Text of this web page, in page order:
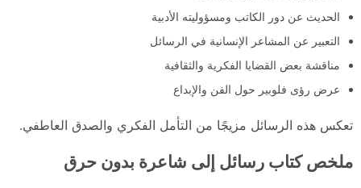
الحديث عن دور الكاتب ومسؤوليته الأدبية
التعبير عن المشاعر الإنسانية في الرسائل
مناقشة بعض القضايا الفكرية والثقافية
عرض رؤى فلوبير حول الفن والإبداع
تعكس هذه الرسائل مزيجًا من التأمل الفكري والصدق العاطفي.
ملخص كتاب رسائل إلى شاعرة بدون حرق